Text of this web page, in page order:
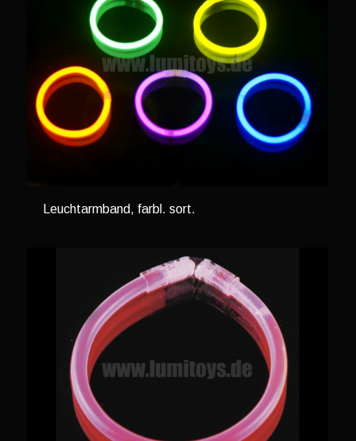
Leuchtarmband, farbl. sort.